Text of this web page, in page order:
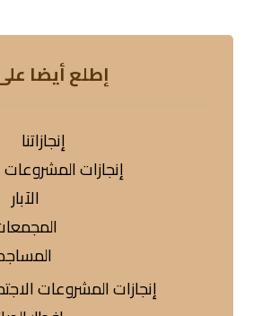
إطلع أيضا
إنجازاتنا
إنجازات المشروعات
الآبار
إنجازات المشروعات